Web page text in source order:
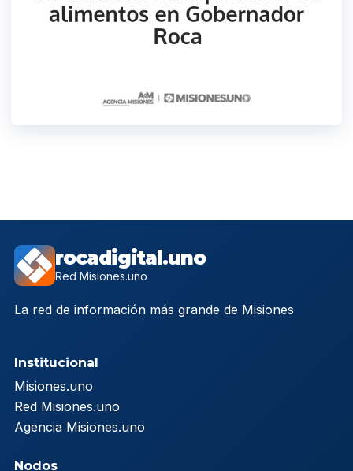
rocadigital.uno
Red Misiones.uno
La red de información más grande de Misiones
Institucional
Misiones.uno
Red Misiones.uno
Agencia Misiones.uno
Nodos